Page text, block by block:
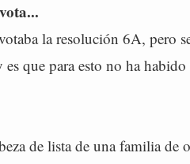
la resolución 6A, pero
que para esto no ha
de lista de una familia de